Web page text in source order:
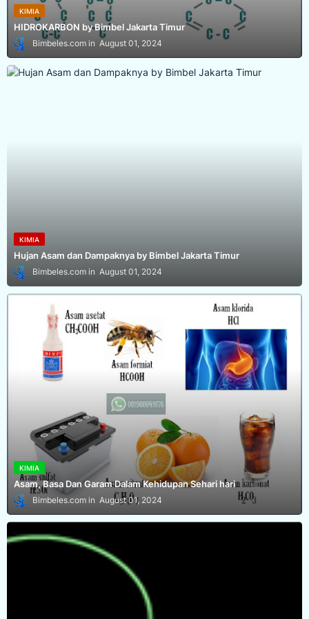
KIMIA
HIDROKARBON by Bimbel Jakarta Timur
Bimbeles.com August 01, 2024
KIMIA
Hujan Asam dan Dampaknya by Bimbel Jakarta Timur
Bimbeles.com August 01, 2024
KIMIA
Asam, Basa Dan Garam Dalam Kehidupan Sehari hari
Bimbeles.com August 01, 2024